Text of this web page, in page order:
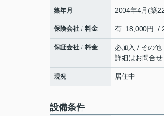
築年月 2004年4月(築
保険会社 / 料金 有 18,000円 /
保証会社 / 料金
必加入 / その他
詳細はお問合
現況 居住中
設備条件